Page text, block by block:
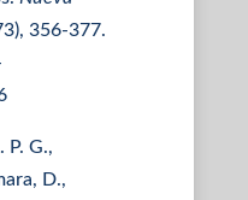
356-377.
P. G.,
D.,